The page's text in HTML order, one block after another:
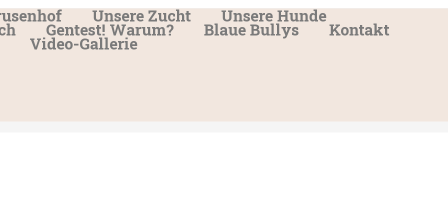
Unsere Zucht Unsere Hunde
Gentest! Warum? Blaue Bullys Kontakt
Video-Gallerie